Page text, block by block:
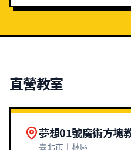
直營教室
夢想01號魔術方塊
臺北市士林區